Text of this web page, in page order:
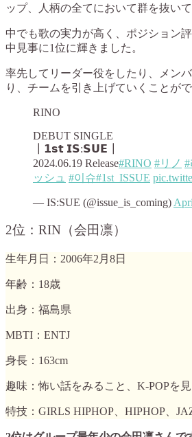
ップ、人柄の全てにおいて群を抜いて
中でも歌の実力が高く、ポジション
中見事に1位に輝きました。
率先してリーダー役をしたり、メン
り、チームを引き上げていくことがで
RINO
DEBUT SINGLE
┃𝟭𝘀𝘁 𝗜𝗦:𝗦𝗨𝗘┃
2024.06.19 Release#RINO #リノ #
ッシュ #이슈#1st_ISSUE
— IS:SUE (@issue_is_coming)
2位：RIN（会田凛）
生年月日：2006年2月8日
年齢：18歳
出身：福島県
MBTI：ENTJ
身長：163cm
趣味：怖い話をみること、K-POPを
特技：GIRLS HIPHOP、HIPHOP、